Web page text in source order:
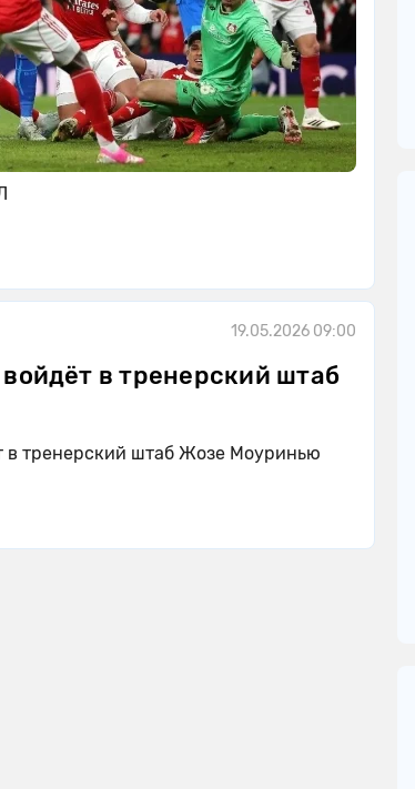
19.05.2026 09:00
в тренерский штаб
в тренерский штаб Жозе Моуринью